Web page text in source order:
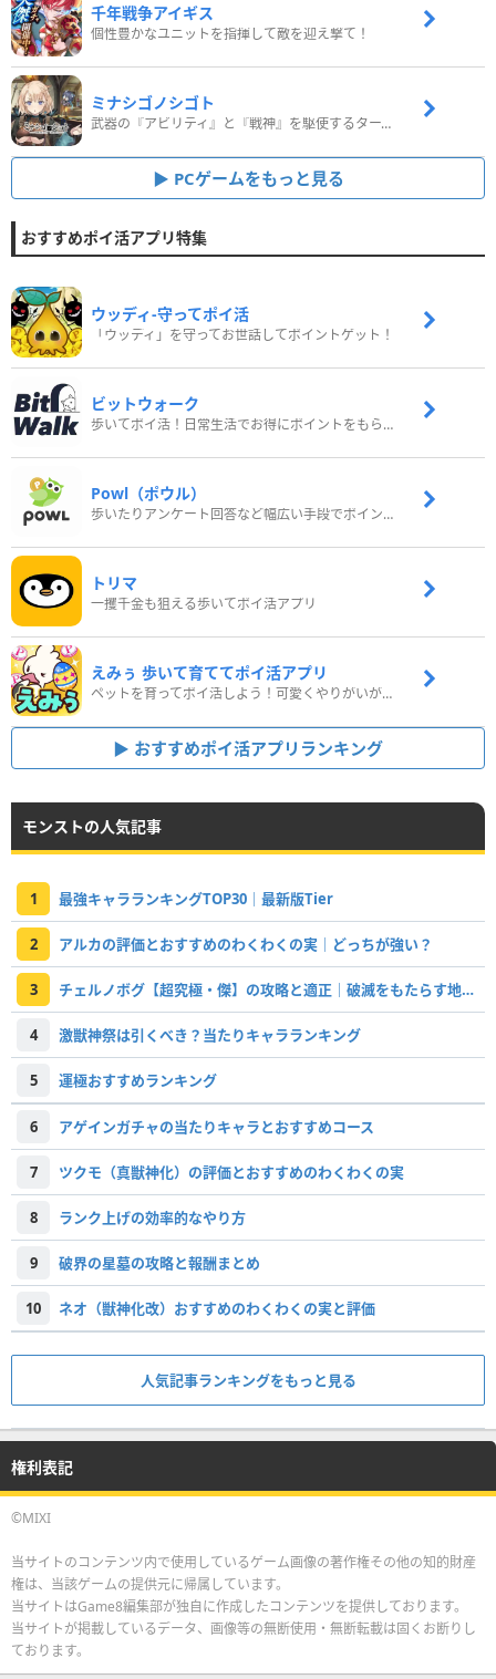
千年戦争アイギス
個性豊かなユニットを指揮して敵を迎え撃て！
ミナシゴノシゴト
武器の『アビリティ』と『戦神』を駆使するターン制コマンドバトルRPG！
PCゲームをもっと見る
おすすめポイ活アプリ特集
ウッディ‐守ってポイ活
「ウッディ」を守ってお世話してポイントゲット！
ビットウォーク
歩いてポイ活！日常生活でお得にポイントをもらおう
Powl（ポウル）
歩いたりアンケート回答など幅広い手段でポイントをゲット
トリマ
一攫千金も狙える歩いてポイ活アプリ
えみぅ 歩いて育ててポイ活アプリ
ペットを育ってポイ活しよう！可愛くやりがいがある新感覚アプリ
おすすめポイ活アプリランキング
モンストの人気記事
1 最強キャラランキングTOP30｜最新版Tier
2 アルカの評価とおすすめのわくわくの実｜どっちが強い？
3 チェルノボグ【超究極・傑】の攻略と適正｜破滅をもたらす地雷系悪魔
4 激獣神祭は引くべき？当たりキャラランキング
5 運極おすすめランキング
6 アゲインガチャの当たりキャラとおすすめコース
7 ツクモ（真獣神化）の評価とおすすめのわくわくの実
8 ランク上げの効率的なやり方
9 破界の星墓の攻略と報酬まとめ
10 ネオ（獣神化改）おすすめのわくわくの実と評価
人気記事ランキングをもっと見る
権利表記
©MIXI
当サイトのコンテンツ内で使用しているゲーム画像の著作権その他の知的財産
権は、当該ゲームの提供元に帰属しています。
当サイトはGame8編集部が独自に作成したコンテンツを提供しております。
当サイトが掲載しているデータ、画像等の無断使用・無断転載は固くお断りし
ております。